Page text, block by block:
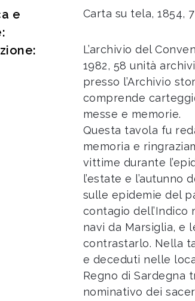
e
Carta su tela, 1854,
L’archivio del
1982, 58 unità
presso l’Archivio
comprende
messe e memorie.
Questa tavola fu
memoria e
vittime durante
l’estate e l’autunno
sulle epidemie del
contagio
navi da Marsiglia, e
contrastarlo. Nella
e deceduti nelle
Regno di Sardegna
nominativo dei